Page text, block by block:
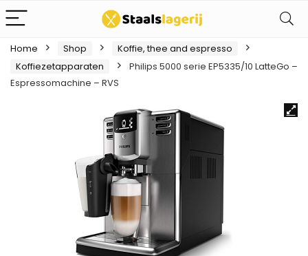
Home Shop
Koffie, thee and espresso
Koffiezetapparaten
Philips 5000 serie EP5335/10 LatteGo –
Espressomachine – RVS